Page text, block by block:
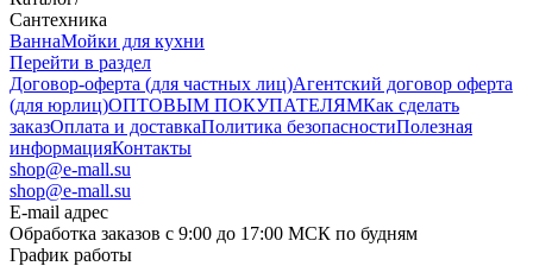
Сантехника
ВаннаМойки для кухни
Перейти в раздел
Договор-оферта (для частных лиц)Агентский договор оферта
(для юрлиц)ОПТОВЫМ ПОКУПАТЕЛЯМКак сделать
заказОплата и доставкаПолитика безопасностиПолезная
информацияКонтакты
shop@e-mall.su
shop@e-mall.su
E-mail адрес
Обработка заказов с 9:00 до 17:00 МСК по будням
График работы